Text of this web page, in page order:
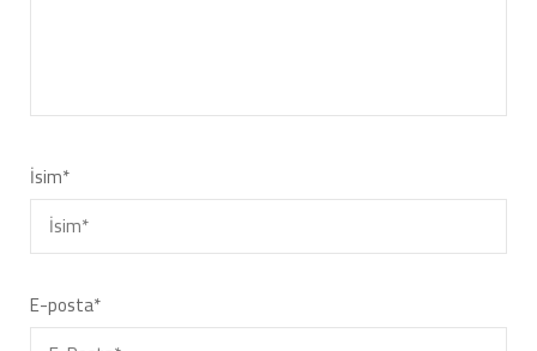
İsim*
E-posta*